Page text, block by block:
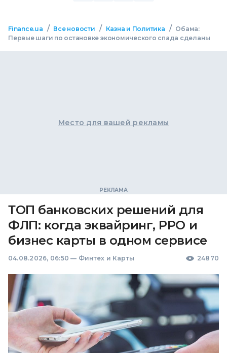
Finance.ua / Все новости / Казна и Политика / Обама:
Первые шаги по остановке экономического спада сделаны
Место для вашей рекламы
ТОП банковских решений для
ФЛП: когда эквайринг, РРО и
бизнес карты в одном сервисе
04.08.2026, 06:50 — Финтех и Карты 24870